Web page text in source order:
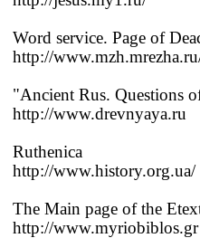
Word service. Page of
http://
"Ancient Rus. Questions
http://www.drevnyaya.ru
Ruthenica
http://www.history.org.ua/
The Main page of the
http://www.myriobiblos.gr